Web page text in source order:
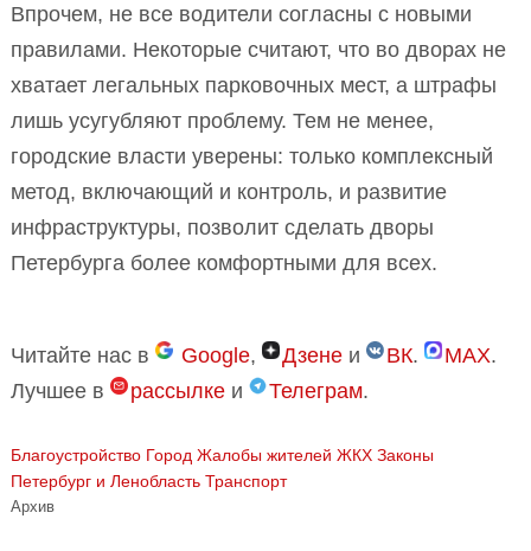
Впрочем, не все водители согласны с новыми
правилами. Некоторые считают, что во дворах не
хватает легальных парковочных мест, а штрафы
лишь усугубляют проблему. Тем не менее,
городские власти уверены: только комплексный
метод, включающий и контроль, и развитие
инфраструктуры, позволит сделать дворы
Петербурга более комфортными для всех.
Читайте нас в Google, Дзене и ВК. MAX.
Лучшее в
рассылке и Телеграм.
Благоустройство Город Жалобы жителей ЖКХ Законы
Петербург и Ленобласть Транспорт
Архив